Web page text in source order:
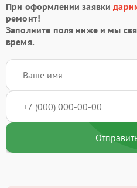
При оформлении заявки
ремонт!
Заполните поля ниже и мы
время.